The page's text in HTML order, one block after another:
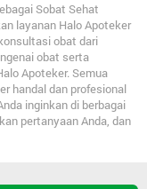
Sobat Sehat
layanan Halo Apoteker
obat dari
obat serta
Apoteker. Semua
handal dan profesional
inginkan di berbagai
pertanyaan Anda, dan